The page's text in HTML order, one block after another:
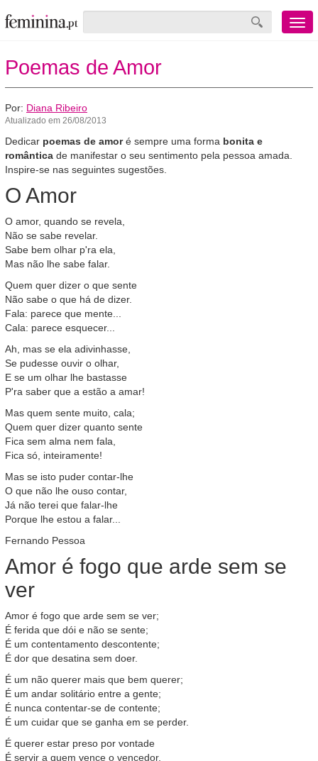
Menu
mobile
Poemas de Amor
Por: Diana Ribeiro
Atualizado em 26/08/2013
Dedicar poemas de amoré sempre uma forma bonita e
romântica de manifestar o seu sentimento pela pessoa amada.
Inspire-se nas seguintes sugestões.
O Amor
O amor, quando se revela,
Não se sabe revelar.
Sabe bem olhar p'ra ela,
Mas não lhe sabe falar.
Quem quer dizer o que sente
Não sabe o que há de dizer.
Fala: parece que mente...
Cala: parece esquecer...
Ah, mas se ela adivinhasse,
Se pudesse ouvir o olhar,
E se um olhar lhe bastasse
P'ra saber que a estão a amar!
Mas quem sente muito, cala;
Quem quer dizer quanto sente
Fica sem alma nem fala,
Fica só, inteiramente!
Mas se isto puder contar-lhe
O que não lhe ouso contar,
Já não terei que falar-lhe
Porque lhe estou a falar...
Fernando Pessoa
Amor é fogo que arde sem se
ver
Amor é fogo que arde sem se ver;
É ferida que dói e não se sente;
É um contentamento descontente;
É dor que desatina sem doer.
É um não querer mais que bem querer;
É um andar solitário entre a gente;
É nunca contentar-se de contente;
É um cuidar que se ganha em se perder.
É querer estar preso por vontade
É servir a quem vence o vencedor,